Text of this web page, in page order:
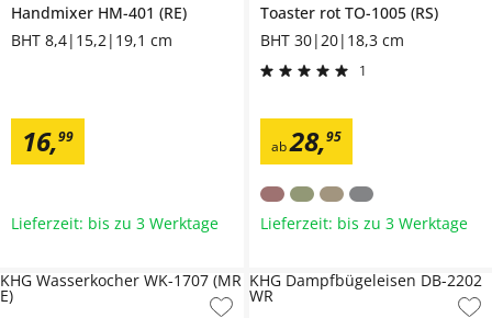
Handmixer HM-401 (RE)
BHT 8,4|15,2|19,1 cm
16,99
Lieferzeit: bis zu 3 Werktage
Toaster rot TO-1005 (RS)
BHT 30|20|18,3 cm
1
ab28,95
Lieferzeit: bis zu 3 Werktage
KHG Wasserkocher WK-1707 (MR
E)
KHG Dampfbügeleisen DB-2202
WR